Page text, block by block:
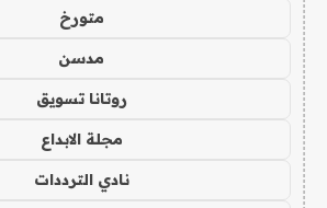
متورخ
مدسن
روتانا تسويق
مجلة الابداع
نادي الترددات